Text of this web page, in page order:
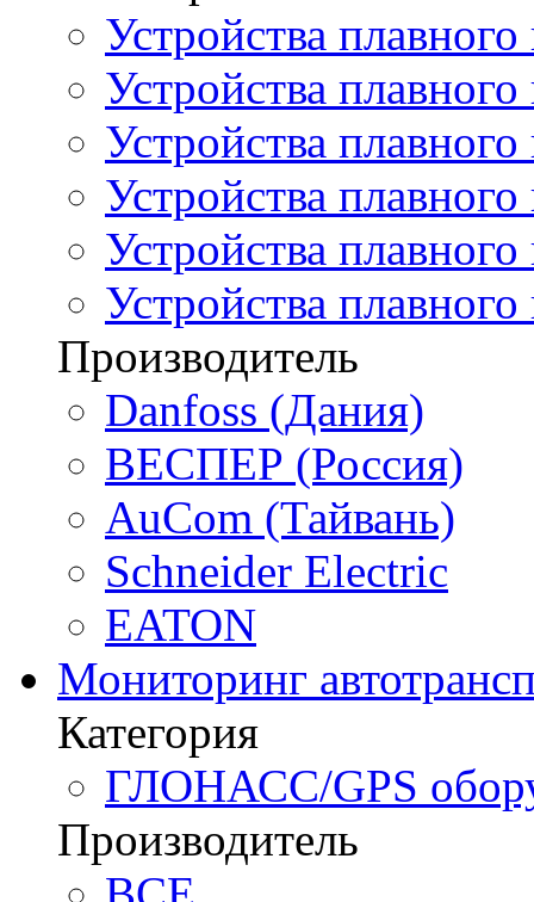
Устройства
Устройства
Устройства
Устройства
Устройства
Устройства
Производитель
Danfoss (Дания)
ВЕСПЕР (Россия)
AuCom (Тайвань)
Schneider Electric
EATON
Мониторинг
Категория
ГЛОНАСС/GPS
Производитель